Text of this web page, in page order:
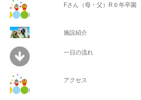
Fさん（母・父）R６年卒園
施設紹介
一日の流れ
アクセス